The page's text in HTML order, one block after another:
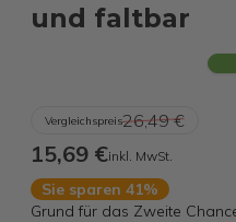
und faltbar
Vergleichspreis26,49 €
15,69 €inkl. MwSt.
Sie sparen 41%
Grund für das Zweite